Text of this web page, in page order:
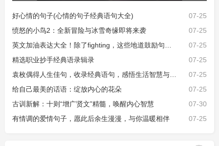
07-25
好心情的句子(心情的句子经典语句大全)
07-25
愤怒的小鸟2：全新冒险与冰雪奇缘即将来袭
07-25
英文加油表达大全！除了fighting，这些地道鼓励句子让沟通更生动
07-25
精选职业抄手经典语录辑录
07-25
袁枚偶得人生佳句，收录经典语句，感悟生活智慧与真谛
07-25
给自己最美的话语：绽放内心的花朵
07-30
古训新解：十则“增广贤文”精髓，唤醒内心智慧
07-25
有情调的爱情句子，愿此后余生漫漫，与你温暖相伴